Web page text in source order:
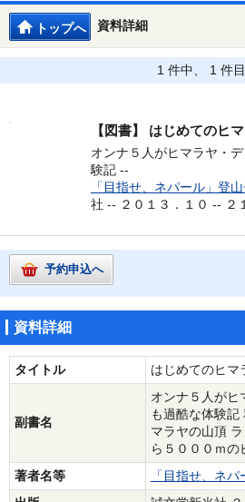
資料詳細
トップへ
1 件中、 1 件目
【図書】 はじめてのヒ
オンナ５人がヒマラヤ・
験記 --
「目指せ、ネパール」登
社 -- ２０１３．１０ -- ２
予約申込へ
資料詳細
タイトル はじめてのヒマ
副書名
オンナ５人がヒ
も過酷な体験記
マラヤの山頂
ら５０００ｍの
著者名等
「目指せ、ネ